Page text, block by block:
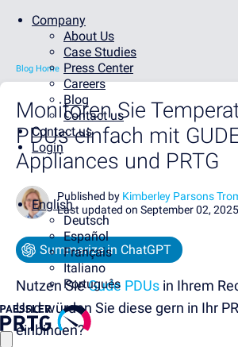
Company
About Us
Case Studies
Press Center
Careers
Blog
Contact us
Contact us
Login
English
Deutsch
Español
Français
Italiano
Português
Blog Home
Monitoren Sie
PDUs einfach mit
Appliances und PRTG
Published by Kimberley Parsons
Last updated on September 02, 2025
Summarize in ChatGPT
Nutzen SieGude PDUs in Ihrem
Und würden Sie diese gern in Ihr
einbinden?